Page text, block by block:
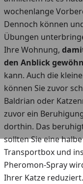
wochenlange
Dennoch können
Übungen
Ihre Wohnung,
den Anblick
kann. Auch die
können Sie zuvor
Baldrian oder
zuvor ein
dorthin. Das
sollten Sie eine
Transportbox und
Pheromon-Spray
Ihrer Katze